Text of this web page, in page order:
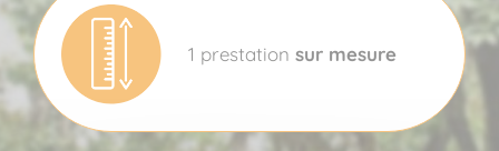
1 prestation sur mesure